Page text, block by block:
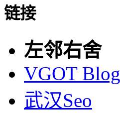
链接
左邻右舍
VGOT Blog
武汉Seo